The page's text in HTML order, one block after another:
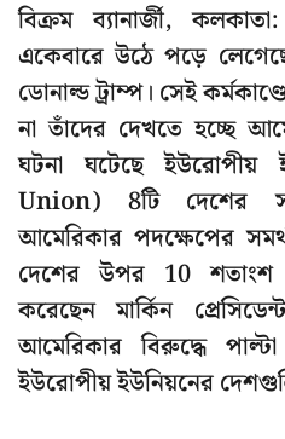
বিক্রম ব্যানার্জী,
একেবারে উঠে পড়ে
ডোনাল্ড ট্রাম্প। সেই
না তাঁদের দেখতে হচ্ছে
ঘটনা ঘটেছে ইউরোপীয়
Union) 8টি দেশের
আমেরিকার পদক্ষেপের
দেশের উপর 10
করেছেন মার্কিন
আমেরিকার বিরুদ্ধে
ইউরোপীয় ইউনিয়নের